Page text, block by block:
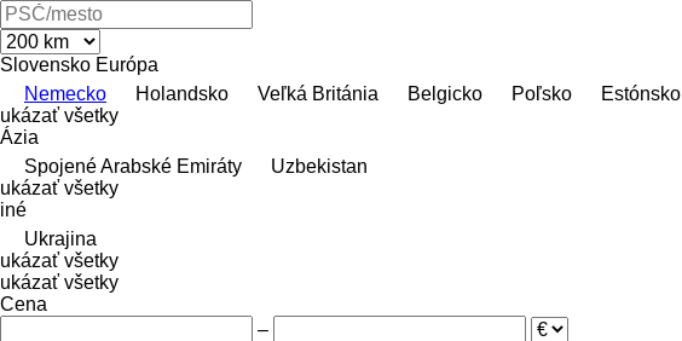
Slovensko Európa
Nemecko
Holandsko Veľká Británia Belgicko Poľsko Estónsko
ukázať všetky
Ázia
Spojené Arabské Emiráty
Uzbekistan
ukázať všetky
iné
Ukrajina
ukázať všetky
ukázať všetky
Cena
–